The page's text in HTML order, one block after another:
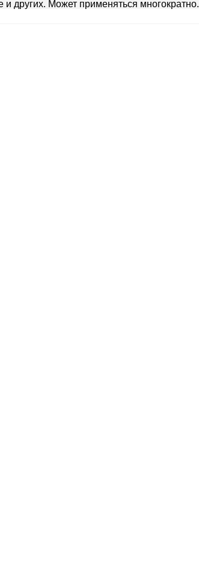
и других. Может применяться многократно.